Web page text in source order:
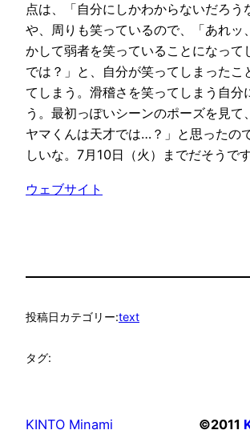
点は、「自分にしかわからないだろう
や、周りも笑っているので、「あれッ
かして弱者を笑っていることになって
では？」と、自分が笑ってしまったこ
てしまう。滑稽さを笑ってしまう自分
う。最初っぽいシーンのポーズを見て
ヤマくんは天才では…？」と思ったの
しいな。7月10日（火）までだそうです
ウェブサイト
投稿日カテゴリー:text
タグ:
KINTO Minami ©2011